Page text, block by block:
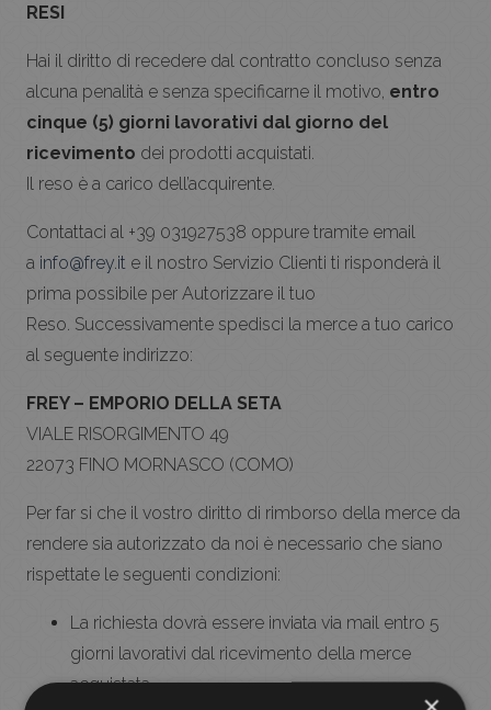
RESI
Hai il diritto di recedere dal contratto concluso senza
alcuna penalità e senza specificarne il motivo, entro
cinque (5) giorni lavorativi dal giorno del
ricevimento dei prodotti acquistati.
Il reso è a carico dell’acquirente.
Contattaci al +39 031927538 oppure tramite email
a info@frey.it e il nostro Servizio Clienti ti risponderà il
prima possibile per Autorizzare il tuo
Reso. Successivamente spedisci la merce a tuo carico
al seguente indirizzo:
FREY – EMPORIO DELLA SETA
VIALE RISORGIMENTO 49
22073 FINO MORNASCO (COMO)
Per far si che il vostro diritto di rimborso della merce da
rendere sia autorizzato da noi è necessario che siano
rispettate le seguenti condizioni:
La richiesta dovrà essere inviata via mail entro 5
giorni lavorativi dal ricevimento della merce
acquistata.